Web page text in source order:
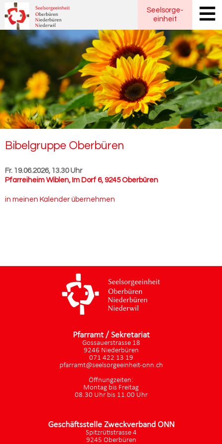
Seelsorge-
einheit
Bi­bel­grup­pe Ober­bü­ren
Fr. 19.06.2026, 13.30 Uhr
Pfarreiheim Wiblen, Im Dorf 6, 9245 Oberbüren
in meinen Kalender übernehmen
Pfarramt / Sekretariat
Gossauerstrasse 18
9246 Niederbüren
071 422 13 19
pfarramt@seelsorgeeinheit-onn.ch
Öffnungzeiten:
Montag bis Freitag
08.30 Uhr bis 11.00 Uhr
Geschäftsstelle Zweckverband ONN
Spitzrütistrasse 4
9245 Oberbüren